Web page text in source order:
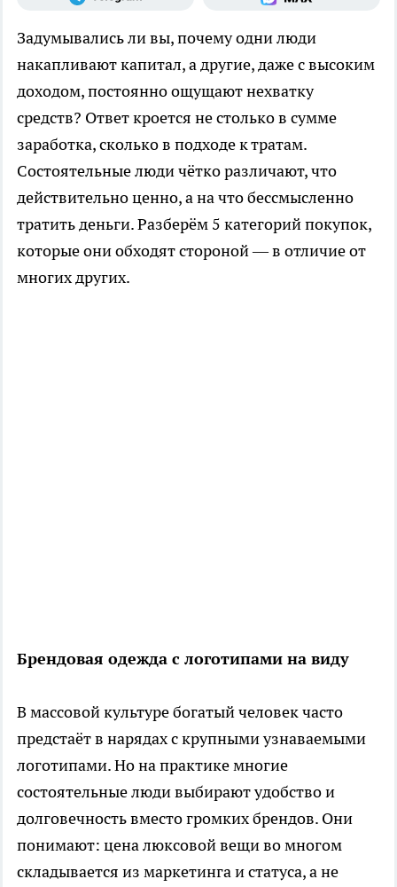
Задумывались ли вы, почему одни люди
накапливают капитал, а другие, даже с высоким
доходом, постоянно ощущают нехватку
средств? Ответ кроется не столько в сумме
заработка, сколько в подходе к тратам.
Состоятельные люди чётко различают, что
действительно ценно, а на что бессмысленно
тратить деньги. Разберём 5 категорий покупок,
которые они обходят стороной — в отличие от
многих других.
Брендовая одежда с логотипами на виду
В массовой культуре богатый человек часто
предстаёт в нарядах с крупными узнаваемыми
логотипами. Но на практике многие
состоятельные люди выбирают удобство и
долговечность вместо громких брендов. Они
понимают: цена люксовой вещи во многом
складывается из маркетинга и статуса, а не